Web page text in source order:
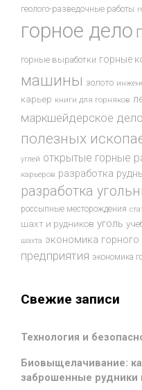
геолого-разведочные работы
горное дело
горные выработки горные
машины золото
карьер книги для горняков
маркшейдерское дело
полезных
углей открытые горные
карьеров разработка
разработка
россыпные месторождения
шахт и рудников уголь
шахта экономика горного
предприятия экономика
Свежие записи
Технология и
Биовыщелачивание:
заброшенные рудники